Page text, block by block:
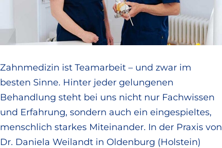
Zahnmedizin ist Teamarbeit – und zwar im
besten Sinne. Hinter jeder gelungenen
Behandlung steht bei uns nicht nur Fachwissen
und Erfahrung, sondern auch ein eingespieltes,
menschlich starkes Miteinander. In der Praxis von
Dr. Daniela Weilandt in Oldenburg (Holstein)